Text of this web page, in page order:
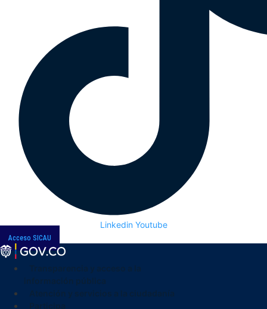
Linkedin Youtube
Acceso SICAU